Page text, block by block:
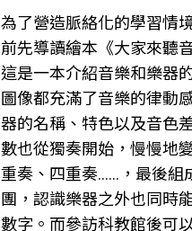
為了營造脈絡化的學習情
前先導讀繪本《大家來聽
這是一本介紹音樂和樂器
圖像都充滿了音樂的律動
器的名稱、特色以及音色
數也從獨奏開始，慢慢地
重奏、四重奏……，最後組
團，認識樂器之外也同時
數字。而參訪科教館後可